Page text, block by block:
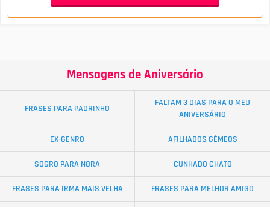
Mensagens de Aniversário
FRASES PARA PADRINHO
FALTAM 3 DIAS PARA O MEU
ANIVERSÁRIO
EX-GENRO AFILHADOS GÊMEOS
SOGRO PARA NORA CUNHADO CHATO
FRASES PARA IRMÃ MAIS VELHA FRASES PARA MELHOR AMIGO